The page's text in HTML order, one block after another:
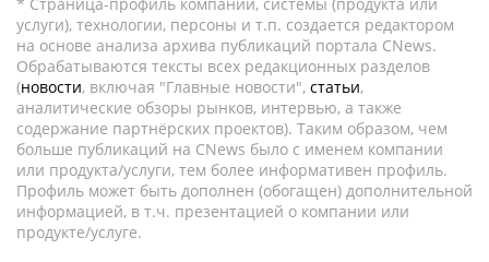
услуги), технологии, персоны и т.п. создается редактором
на основе анализа архива публикаций портала CNews.
Обрабатываются тексты всех редакционных разделов
(новости, включая "Главные новости", статьи,
аналитические обзоры рынков, интервью, а также
содержание партнёрских проектов). Таким образом, чем
больше публикаций на CNews было с именем компании
или продукта/услуги, тем более информативен профиль.
Профиль может быть дополнен (обогащен) дополнительной
информацией, в т.ч. презентацией о компании или
продукте/услуге.